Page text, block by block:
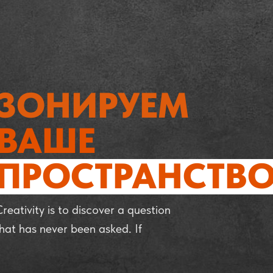
is to discover a question
has never been asked. If